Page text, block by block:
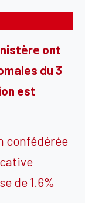
ont
du 3
est
confédérée
de 1.6%